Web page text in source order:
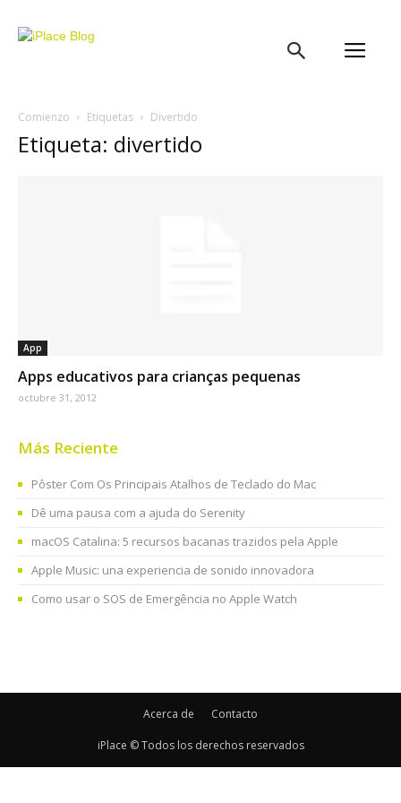
Comienzo Etiquetas Divertido
Etiqueta: divertido
App
Apps educativos para crianças pequenas
octubre 31, 2012
Más Reciente
Pôster Com Os Principais Atalhos de Teclado do Mac
Dê uma pausa com a ajuda do Serenity
macOS Catalina: 5 recursos bacanas trazidos pela Apple
Apple Music: una experiencia de sonido innovadora
Como usar o SOS de Emergência no Apple Watch
Acerca de Contacto
iPlace © Todos los derechos reservados